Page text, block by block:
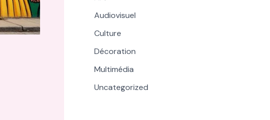
Audiovisuel
Culture
Décoration
Multimédia
Uncategorized